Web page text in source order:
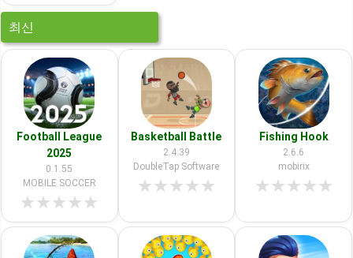
최신
Football League
2025
0.1.55
MOBILE SOCCER
★★★★★
Basketball Battle
2.4.39
DoubleTap Software
★★★★★
Fishing Hook
2.6.6
mobirix
★★★★★